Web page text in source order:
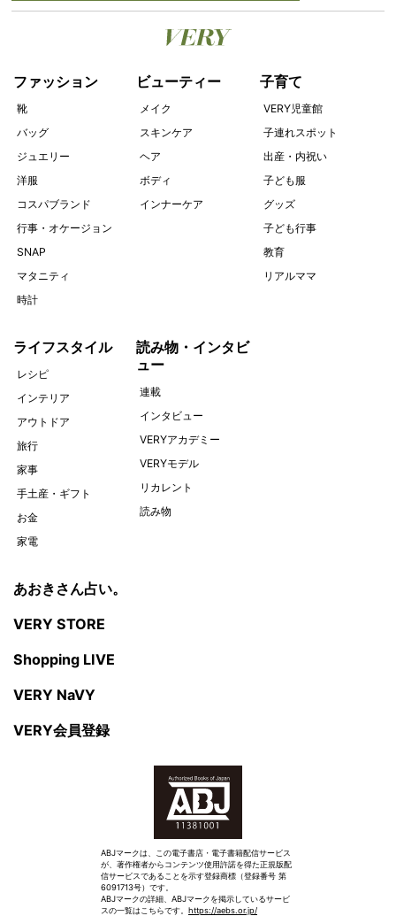
ファッション
靴
バッグ
ジュエリー
洋服
コスパブランド
行事・オケージョン
SNAP
マタニティ
時計
ビューティー
メイク
スキンケア
ヘア
ボディ
インナーケア
子育て
VERY児童館
子連れスポット
出産・内祝い
子ども服
グッズ
子ども行事
教育
リアルママ
ライフスタイル
レシピ
インテリア
アウトドア
旅行
家事
手土産・ギフト
お金
家電
読み物・インタビ
ュー
連載
インタビュー
VERYアカデミー
VERYモデル
リカレント
読み物
あおきさん占い。
VERY STORE
Shopping LIVE
VERY NaVY
VERY会員登録
ABJマークは、この電子書店・電子書籍配信サービス
が、著作権者からコンテンツ使用許諾を得た正規版配
信サービスであることを示す登録商標（登録番号 第
6091713号）です。
ABJマークの詳細、ABJマークを掲示しているサービ
スの一覧はこちらです。 https://aebs.or.jp/